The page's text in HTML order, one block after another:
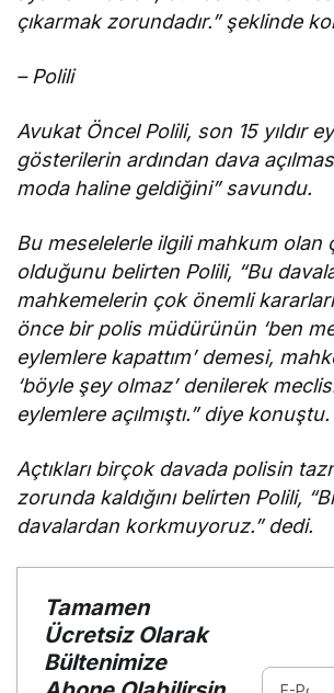
çıkarmak zorundadır.” şeklinde
– Polili
Avukat Öncel Polili, son 15 yıldır
gösterilerin ardından dava
moda haline geldiğini” savundu.
Bu meselelerle ilgili mahkum olan
olduğunu belirten Polili, “Bu
mahkemelerin çok önemli
önce bir polis müdürünün ‘ben
eylemlere kapattım’ demesi,
‘böyle şey olmaz’ denilerek
eylemlere açılmıştı.” diye konuştu.
Açtıkları birçok davada polisin
zorunda kaldığını belirten Polili,
davalardan korkmuyoruz.” dedi.
Tamamen
Ücretsiz Olarak
Bültenimize